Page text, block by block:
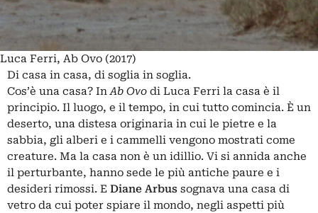
Luca Ferri, Ab Ovo (2017)
Di casa in casa, di soglia in soglia.
Cos’è una casa? InAb Ovo di Luca Ferri la casa è il
principio. Il luogo, e il tempo, in cui tutto comincia. È un
deserto, una distesa originaria in cui le pietre e la
sabbia, gli alberi e i cammelli vengono mostrati come
creature. Ma la casa non è un idillio. Vi si annida anche
il perturbante, hanno sede le più antiche paure e i
desideri rimossi. E Diane Arbus sognava una casa di
vetro da cui poter spiare il mondo, negli aspetti più